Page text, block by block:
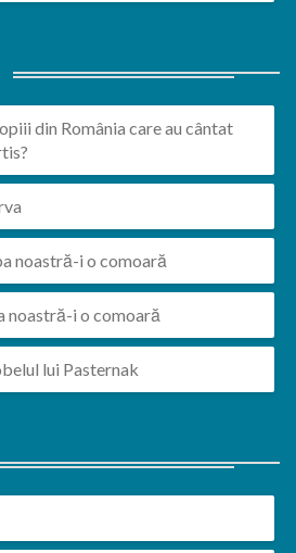
din România care au cântat
noastră-i o comoară
noastră-i o comoară
lui Pasternak